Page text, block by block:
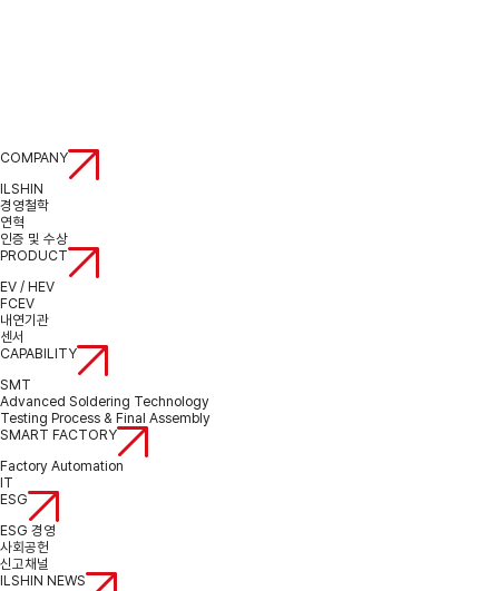
COMPANY
ILSHIN
경영철학
연혁
인증 및 수상
PRODUCT
EV / HEV
FCEV
내연기관
센서
CAPABILITY
SMT
Advanced Soldering Technology
Testing Process & Final Assembly
SMART FACTORY
Factory Automation
IT
ESG
ESG 경영
사회공헌
신고채널
ILSHIN NEWS